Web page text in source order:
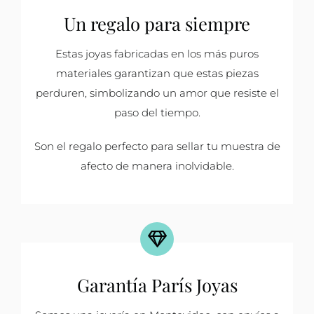
Un regalo para siempre
Estas joyas fabricadas en los más puros
materiales garantizan que estas piezas
perduren, simbolizando un amor que resiste el
paso del tiempo.
Son el regalo perfecto para sellar tu muestra de
afecto de manera inolvidable.
Garantía París Joyas